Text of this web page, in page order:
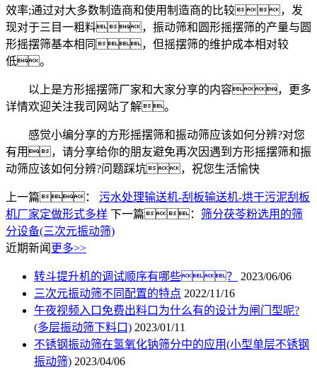
效率;通过对大多数制造商和使用制造商的比较，发
现对于三目一粗料，振动筛和圆形摇摆筛的产量与圆
形摇摆筛基本相同，但摇摆筛的维护成本相对较
低。
以上是方形摇摆筛厂家和大家分享的内容，更多
详情欢迎关注我司网站了解。
感觉小编分享的方形摇摆筛和振动筛应该如何分辨?对您
有用，请分享给你的朋友避免再次因遇到方形摇摆筛和振
动筛应该如何分辨?问题踩坑，祝您生活愉快
上一篇： 污水处理输送机-刮板输送机-烘干污泥刮板
机厂家定做形式多样 下一篇： 筛分茯苓粉选用的筛
分设备(三次元振动筛)
近期新闻 更多>>
转斗提升机的调试顺序有哪些？
2023/06/06
三次元振动筛不同配置的特点 2022/11/16
午夜视频入口免费出料口为什么有的设计为闸门型呢?
(多层振动筛下料口) 2023/01/11
不锈钢振动筛在氢氧化钠筛分中的应用(小型单层不锈钢
振动筛) 2023/04/06